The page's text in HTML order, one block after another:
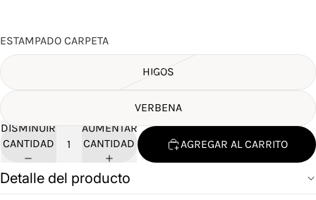
ESTAMPADO CARPETA
HIGOS
VERBENA
DISMINUIR
CANTIDAD
AUMENTAR
CANTIDAD
AGREGAR AL CARRITO
Detalle del producto